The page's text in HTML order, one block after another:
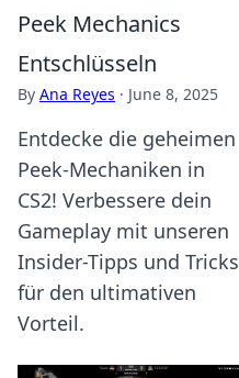
Peek Mechanics
Entschlüsseln
By Ana Reyes · June 8, 2025
Entdecke die geheimen
Peek-Mechaniken in
CS2! Verbessere dein
Gameplay mit unseren
Insider-Tipps und Tricks
für den ultimativen
Vorteil.